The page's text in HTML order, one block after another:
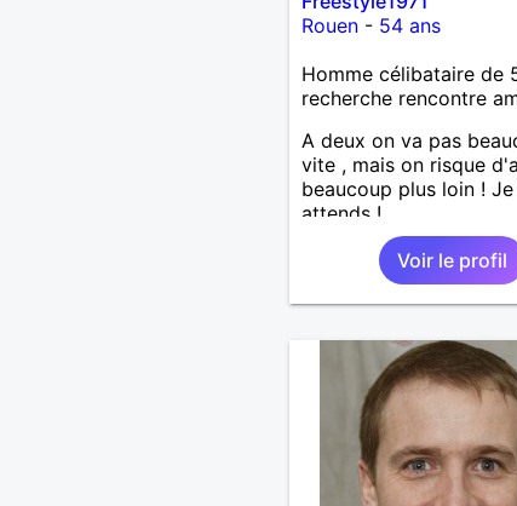
Rouen- 54 ans
Homme célibataire de
recherche rencontre
A deux on va pas
vite , mais on risque
beaucoup plus loin !
attends !
Voir le profil